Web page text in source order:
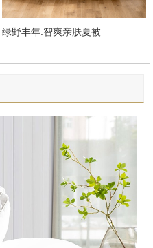
绿野丰年.智爽亲肤夏被